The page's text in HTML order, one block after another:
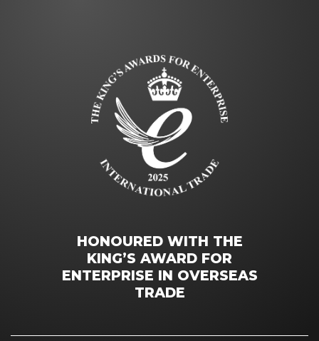
HONOURED WITH THE
KING’S AWARD FOR
ENTERPRISE IN OVERSEAS
TRADE